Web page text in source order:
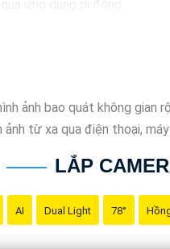
ảnh bao quát không gian
từ xa qua điện thoại,
LẮP
AI Dual Light 78°